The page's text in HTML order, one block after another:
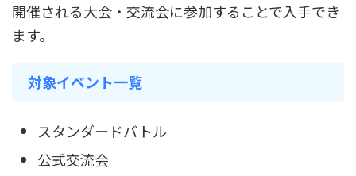
開催される大会・交流会に参加することで入手でき
ます。
対象イベント一覧
スタンダードバトル
公式交流会